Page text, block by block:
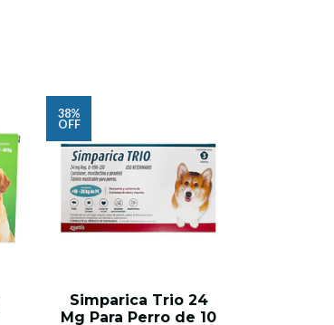
38%
OFF
Simparica Trio 24
Mg Para Perro de 10